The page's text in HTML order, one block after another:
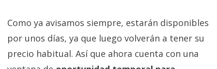
Como ya avisamos siempre, estarán disponibles
por unos días, ya que luego volverán a tener su
precio habitual. Así que ahora cuenta con una